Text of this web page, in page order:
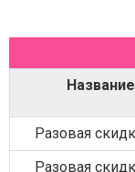
Название
Разовая
Разовая